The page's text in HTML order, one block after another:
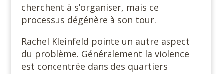
cherchent à s’organiser, mais ce
processus dégénère à son tour.
Rachel Kleinfeld pointe un autre aspect
du problème. Généralement la violence
est concentrée dans des quartiers